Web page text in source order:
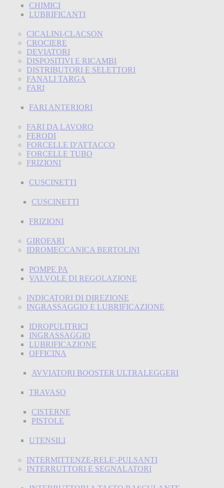
CHIMICI
LUBRIFICANTI
CICALINI-CLACSON
CROCIERE
DEVIATORI
DISPOSITIVI E RICAMBI
DISTRIBUTORI E SELETTORI
FANALI TARGA
FARI
FARI ANTERIORI
FARI DA LAVORO
FERODI
FORCELLE D'ATTACCO
FORCELLE TUBO
FRIZIONI
CUSCINETTI
CUSCINETTI
FRIZIONI
GIROFARI
IDROMECCANICA BERTOLINI
POMPE PA
VALVOLE DI REGOLAZIONE
INDICATORI DI DIREZIONE
INGRASSAGGIO E LUBRIFICAZIONE
IDROPULITRICI
INGRASSAGGIO
LUBRIFICAZIONE
OFFICINA
AVVIATORI BOOSTER ULTRALEGGERI
TRAVASO
CISTERNE
PISTOLE
UTENSILI
INTERMITTENZE-RELE'-PULSANTI
INTERRUTTORI E SEGNALATORI